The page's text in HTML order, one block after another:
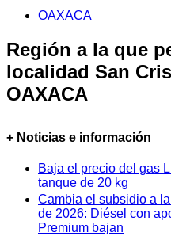
OAXACA
Región a la que
localidad San
OAXACA
+ Noticias e información
Baja el precio del gas
tanque de 20 kg
Cambia el subsidio a
de 2026: Diésel con
Premium bajan